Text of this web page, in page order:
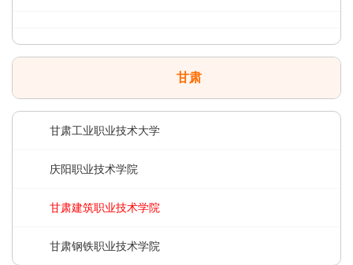
甘肃
甘肃工业职业技术大学
庆阳职业技术学院
甘肃建筑职业技术学院
甘肃钢铁职业技术学院